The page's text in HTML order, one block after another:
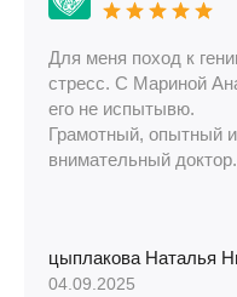
Для меня поход к
стресс. С Мариной
его не испытывю.
Грамотный, опытный и
внимательный
цыплакова Наталья
04.09.2025